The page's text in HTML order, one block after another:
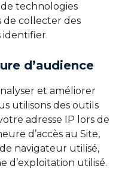
technologies
de collecter des
identifier.
d’audience
et améliorer
utilisons des outils
adresse IP lors de
d’accès au Site,
navigateur utilisé,
d’exploitation utilisé.